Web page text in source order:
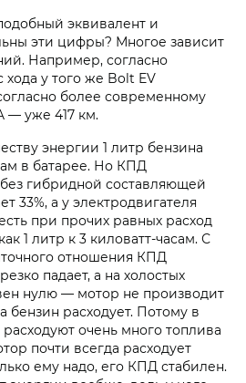
эквивалент и
эти цифры? Многое зависит
Например, согласно
хода у того же Bolt EV
более современному
— уже 417 км.
энергии 1 литр бензина
в батарее. Но КПД
гибридной составляющей
33%, а у электродвигателя
при прочих равных расход
1 литр к 3 киловатт-часам. С
отношения КПД
падает, а на холостых
нулю — мотор не производит
бензин расходует. Потому в
очень много топлива
почти всегда расходует
ему надо, его КПД стабилен.